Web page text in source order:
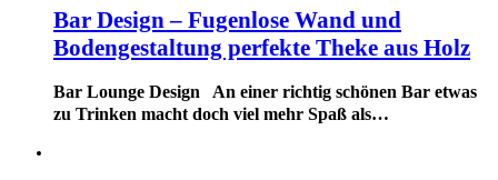
Bar Design – Fugenlose Wand und
Bodengestaltung perfekte Theke aus Holz
Bar Lounge Design An einer richtig schönen Bar etwas
zu Trinken macht doch viel mehr Spaß als…